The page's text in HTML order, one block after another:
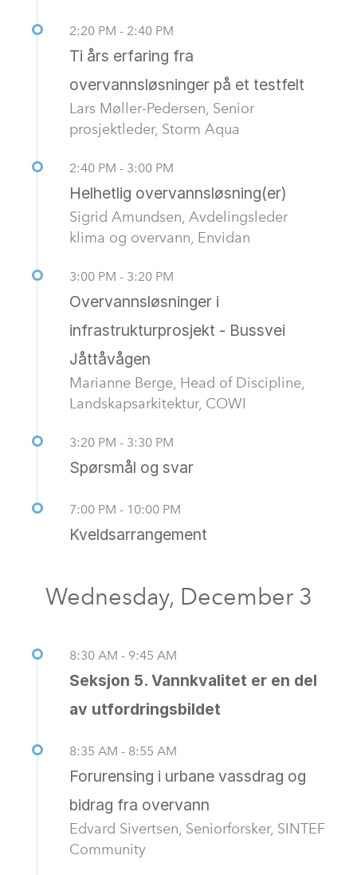
2:20 PM - 2:40 PM
Ti års erfaring fra
overvannsløsninger på et testfelt
Lars Møller-Pedersen, Senior
prosjektleder, Storm Aqua
2:40 PM - 3:00 PM
Helhetlig overvannsløsning(er)
Sigrid Amundsen, Avdelingsleder
klima og overvann, Envidan
3:00 PM - 3:20 PM
Overvannsløsninger i
infrastrukturprosjekt - Bussvei
Jåttåvågen
Marianne Berge, Head of Discipline,
Landskapsarkitektur, COWI
3:20 PM - 3:30 PM
Spørsmål og svar
7:00 PM - 10:00 PM
Kveldsarrangement
Wednesday, December 3
8:30 AM - 9:45 AM
Seksjon 5. Vannkvalitet er en del
av utfordringsbildet
8:35 AM - 8:55 AM
Forurensing i urbane vassdrag og
bidrag fra overvann
Edvard Sivertsen, Seniorforsker, SINTEF
Community